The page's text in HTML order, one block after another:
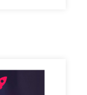
!? Ah si !!